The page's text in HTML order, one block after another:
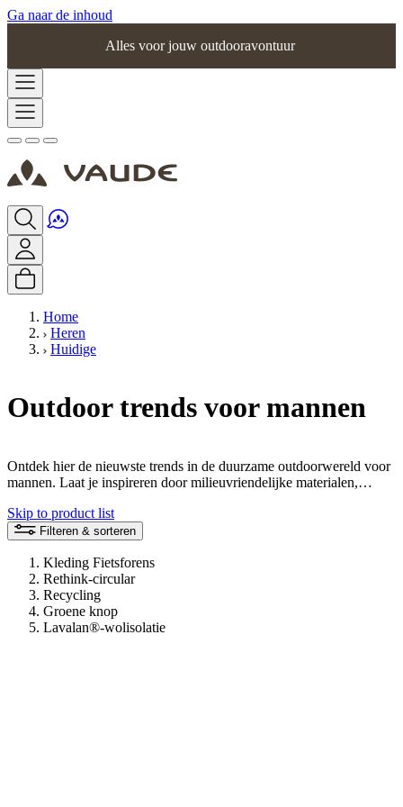
Ga naar de inhoud
Alles voor jouw outdooravontuur
Home
Heren
Huidige
Outdoor trends voor mannen
Ontdek hier de nieuwste trends in de duurzame outdoorwereld voor
mannen. Laat je inspireren door milieuvriendelijke materialen,
Skip to product list
Filteren & sorteren
Kleding Fietsforens
Rethink-circular
Recycling
Groene knop
Lavalan®-wolisolatie